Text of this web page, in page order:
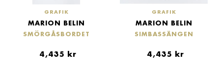
GRAFIK
MARION BELIN
SMÖRGÅSBORDET
4,435 kr
GRAFIK
MARION BELIN
SIMBASSÄNGEN
4,435 kr